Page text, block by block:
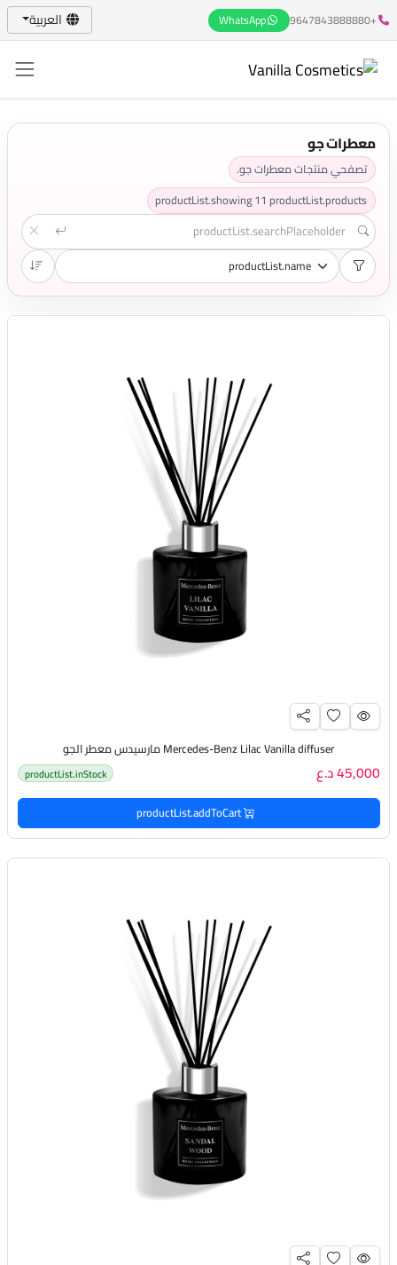
+9647843888880
WhatsApp العربية
معطرات جو
تصفحي منتجات معطرات جو.
productList.showing11 productList.products
Mercedes-Benz Lilac Vanilla diffuser مارسيدس معطر الجو
45,000 د.ع productList.inStock
productList.addToCart